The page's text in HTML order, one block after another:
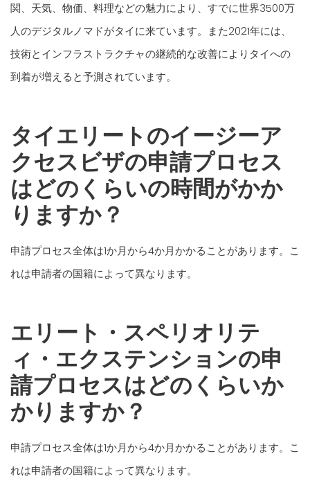
関、天気、物価、料理などの魅力により、すでに世界3500万
人のデジタルノマドがタイに来ています。また2021年には、
技術とインフラストラクチャの継続的な改善によりタイへの
到着が増えると予測されています。
タイエリートのイージーア
クセスビザの申請プロセス
はどのくらいの時間がかか
りますか？
申請プロセス全体は1か月から4か月かかることがあります。こ
れは申請者の国籍によって異なります。
エリート・スペリオリテ
ィ・エクステンションの申
請プロセスはどのくらいか
かりますか？
申請プロセス全体は1か月から4か月かかることがあります。こ
れは申請者の国籍によって異なります。